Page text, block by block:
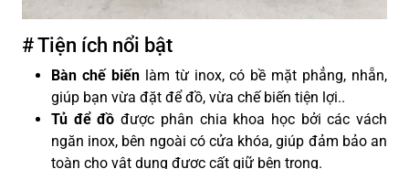
# Tiện ích nổi bật
Bàn chế biếnlàm từ inox, có bề mặt phẳng, nhẵn,
giúp bạn vừa đặt để đồ, vừa chế biến tiện lợi..
Tủ để đồđược phân chia khoa học bởi các vách
ngăn inox, bên ngoài có cửa khóa, giúp đảm bảo an
toàn cho vật dụng được cất giữ bên trong.